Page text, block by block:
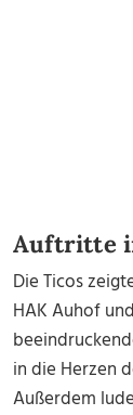
Auftritte
Die Ticos
HAK Auhof
in die Herzen
Außerdem